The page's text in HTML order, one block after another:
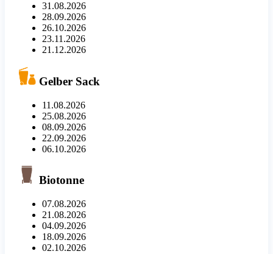
31.08.2026
28.09.2026
26.10.2026
23.11.2026
21.12.2026
Gelber Sack
11.08.2026
25.08.2026
08.09.2026
22.09.2026
06.10.2026
Biotonne
07.08.2026
21.08.2026
04.09.2026
18.09.2026
02.10.2026